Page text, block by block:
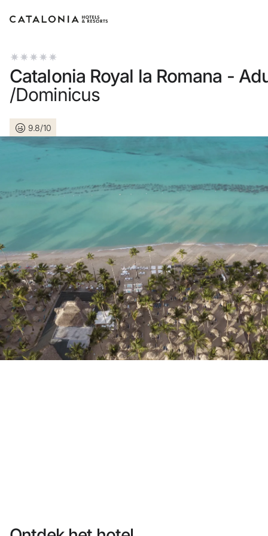
Log in op je account
Log in
Wachtwoord vergeten?
of gebruik een van deze opties
Aanmelden met Google
Sessie beginnen met enkel e-mailadres
Heb je nog geen account?
Een account aanmaken
Geniet van de voordelen om deel uit te maken van
Catalonia Royal la Romana -
/Dominicus
9.8/10